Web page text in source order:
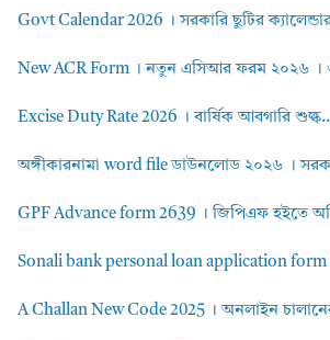
Govt Calendar 2026 । সরকারি ছুটির
New ACR Form । নতুন এসিআর ফরম ২০২৬ ।
Excise Duty Rate 2026 । বার্ষিক আবগারি
অঙ্গীকারনামা word file ডাউনলোড ২০২৬ ।
GPF Advance form 2639 । জিপিএফ হইতে
Sonali bank personal loan application form
A Challan New Code 2025 । অনলাইন